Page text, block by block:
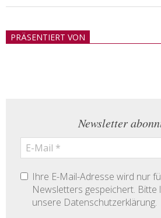
21PRÄSENTIERT VON
Newsletter
Ihre E-Mail-Adresse wird nur
Newsletters gespeichert. Bitte
unsere Datenschutzerklärung.